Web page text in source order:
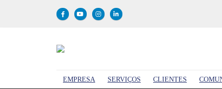
EMPRESA SERVIÇOS CLIENTES